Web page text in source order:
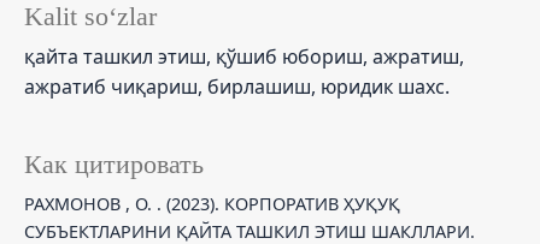
Kalit so‘zlar
қайта ташкил этиш, қўшиб юбориш, ажратиш,
ажратиб чиқариш, бирлашиш, юридик шахс.
Как цитировать
РАХМОНОВ , О. . (2023). КОРПОРАТИВ ҲУҚУҚ
СУБЪЕКТЛАРИНИ ҚАЙТА ТАШКИЛ ЭТИШ ШАКЛЛАРИ.